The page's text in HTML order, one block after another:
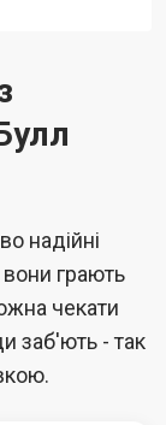
надійні
вони грають
чекати
заб'ють - так